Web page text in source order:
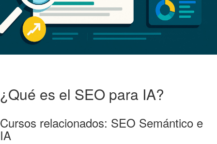
¿Qué es el SEO para IA?
Cursos relacionados: SEO Semántico e
IA